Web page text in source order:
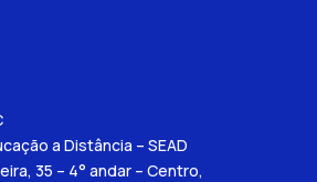
a Distância – SEAD
35 – 4° andar – Centro,